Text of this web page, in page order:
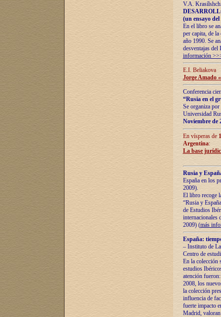
V.A.
(un ensayo
En el libro se
per capita, de
año 1990. Se
desventajas
información
E.I. Beliakova
Jorge Amado
Conferencia
“Rusia en el
Se organiza
Universidad
Noviembre de
En vísperas de
Argentina:
La base
Rusia y
España en los
2009).
El libro recoge
“Rusia y
de Estudios
internacionales
2009) (más
España:
– Instituto de
Centro de
En la colección
estudios
atención
2008, los
la colección
influencia de
fuerte impacto
Madrid,